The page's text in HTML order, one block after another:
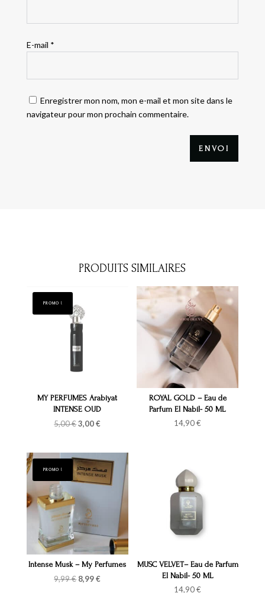
E-mail *
Enregistrer mon nom, mon e-mail et mon site dans le
navigateur pour mon prochain commentaire.
ENVOI
PRODUITS SIMILAIRES
PROMO !
MY PERFUMES Arabiyat
INTENSE OUD
5,00€Le
5,00 €.
3,00€
3,00 €.
ROYAL GOLD – Eau de
Parfum El Nabil- 50 ML
14,90€
PROMO !
Intense Musk – My Perfumes
9,99€ Le
8,99€
MUSC VELVET– Eau de Parfum
El Nabil- 50 ML
14,90€